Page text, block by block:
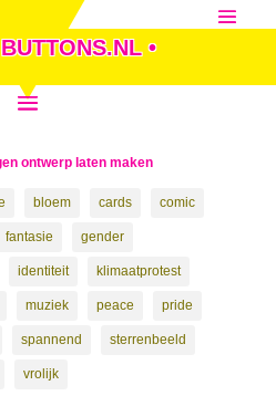
•
ontwerp laten maken
bloem cards comic
fantasie gender
identiteit klimaatprotest
muziek peace pride
spannend sterrenbeeld
vrolijk